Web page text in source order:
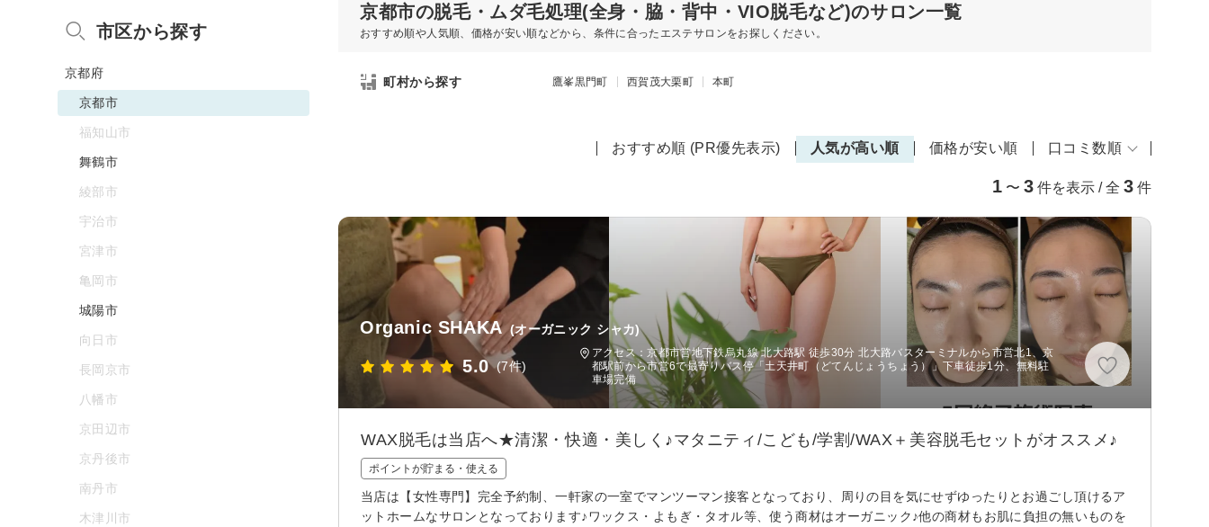
京都市の脱毛・ムダ毛処理(全身・脇・背中・VIO脱毛など)のサロン一覧
おすすめ順や人気順、価格が安い順などから、条件に合ったエステサロンをお探しください。
町村から探す 鷹峯黒門町 西賀茂大栗町 本町
おすすめ順 (PR優先表示) 人気が高い順 価格が安い順 口コミ数順
1 〜 3 件を表示 / 全 3 件
Organic SHAKA (オーガニック シャカ)
5.0 (7件)
アクセス：京都市営地下鉄烏丸線 北大路駅 徒歩30分 北大路バスターミナルから市営北1、京
都駅前から市営6で最寄りバス停「土天井町（どてんじょうちょう）」下車徒歩1分、無料駐
車場完備
WAX脱毛は当店へ★清潔・快適・美しく♪マタニティ/こども/学割/WAX＋美容脱毛セットがオススメ♪
ポイントが貯まる・使える
当店は【女性専門】完全予約制、一軒家の一室でマンツーマン接客となっており、周りの目を気にせずゆったりとお過ごし頂けるア
ットホームなサロンとなっております♪ワックス・よもぎ・タオル等、使う商材はオーガニック♪他の商材もお肌に負担の無いものを
市区から探す
京都府
京都市
福知山市
舞鶴市
綾部市
宇治市
宮津市
亀岡市
城陽市
向日市
長岡京市
八幡市
京田辺市
京丹後市
南丹市
木津川市